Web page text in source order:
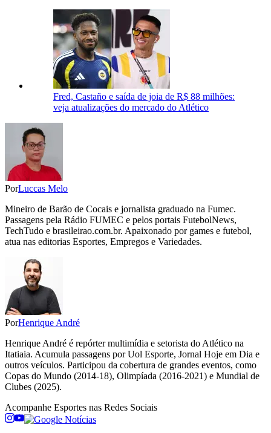
Fred, Castaño e saída de joia de R$ 88 milhões:
veja atualizações do mercado do Atlético
PorLuccas Melo
Mineiro de Barão de Cocais e jornalista graduado na Fumec.
Passagens pela Rádio FUMEC e pelos portais FutebolNews,
TechTudo e brasileirao.com.br. Apaixonado por games e futebol,
atua nas editorias Esportes, Empregos e Variedades.
PorHenrique André
Henrique André é repórter multimídia e setorista do Atlético na
Itatiaia. Acumula passagens por Uol Esporte, Jornal Hoje em Dia e
outros veículos. Participou da cobertura de grandes eventos, como
Copas do Mundo (2014-18), Olimpíada (2016-2021) e Mundial de
Clubes (2025).
Acompanhe Esportes nas Redes Sociais